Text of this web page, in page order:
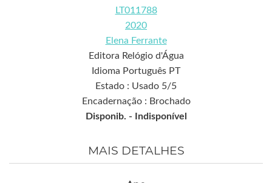
LT011788
2020
Elena Ferrante
Editora Relógio d'Água
Idioma Português PT
Estado : Usado 5/5
Encadernação : Brochado
Disponib. -
Indisponível
MAIS DETALHES